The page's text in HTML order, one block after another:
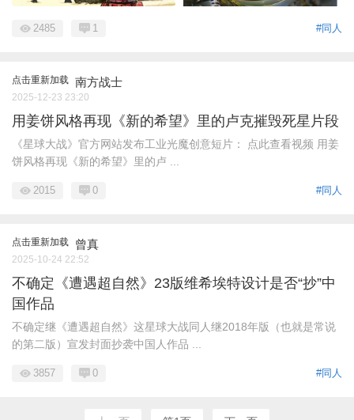
#同人
2485 1
点击重新加载 南方战士
2025-12-23 23:20
用姜饼风格再现《新的希望》里的卢克摧毁死星片段
《星球大战》官方网站发布工业光魔创意短片： 点此查看视频 用姜
饼风格再现《新的希望》里的卢 ...
#同人
2015 0
点击重新加载 曾真
2025-10-24 22:52
不确定《遭遇超自然》23版维希埃特设计是否“抄”中
国作品
不确定继《遭遇超自然》这星球大战同人继2018年版（也就是常说
的第二版）宣发封面抄袭中国人作品 ...
#同人
3857 0